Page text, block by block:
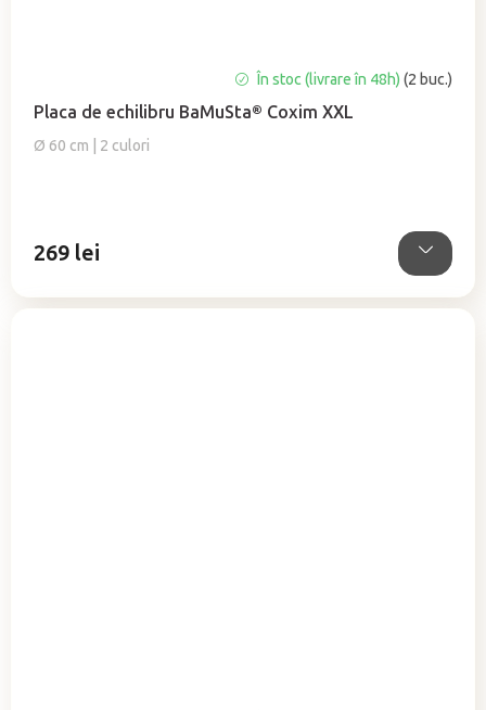
Placa de echilibru BaMuSta® Coxim XXL
Ø 60 cm | 2 culori
În stoc (livrare în 48h) (2 buc.)
269 lei